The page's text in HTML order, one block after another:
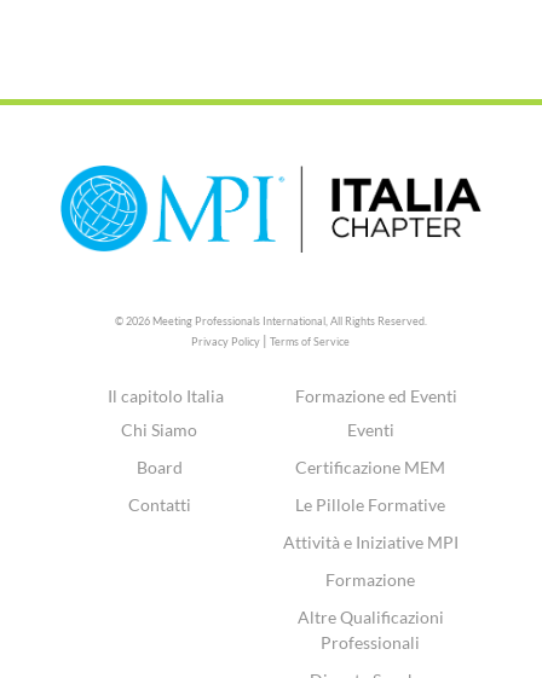
© 2026 Meeting Professionals International, All Rights Reserved.
Privacy Policy |Terms of Service
Il capitolo Italia
Chi Siamo
Board
Contatti
Formazione ed Eventi
Eventi
Certificazione MEM
Le Pillole Formative
Attività e Iniziative MPI
Formazione
Altre Qualificazioni
Professionali